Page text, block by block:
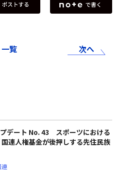
一覧 次へ
デート No. 43 スポーツにおける
国連人権基金が後押しする先住民族
連